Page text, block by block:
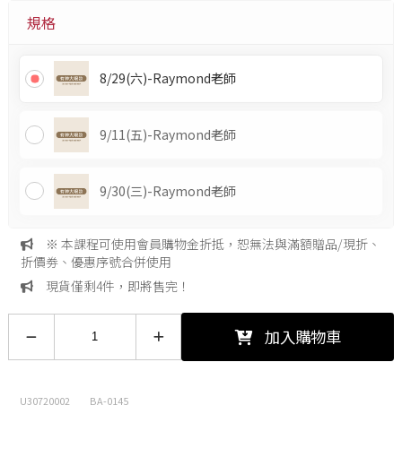
規格
8/29(六)-Raymond老師
9/11(五)-Raymond老師
9/30(三)-Raymond老師
※ 本課程可使用會員購物金折抵，恕無法與滿額贈品/現折、
折價劵、優惠序號合併使用
現貨僅剩4件，即將售完！
加入購物車
U30720002 BA-0145